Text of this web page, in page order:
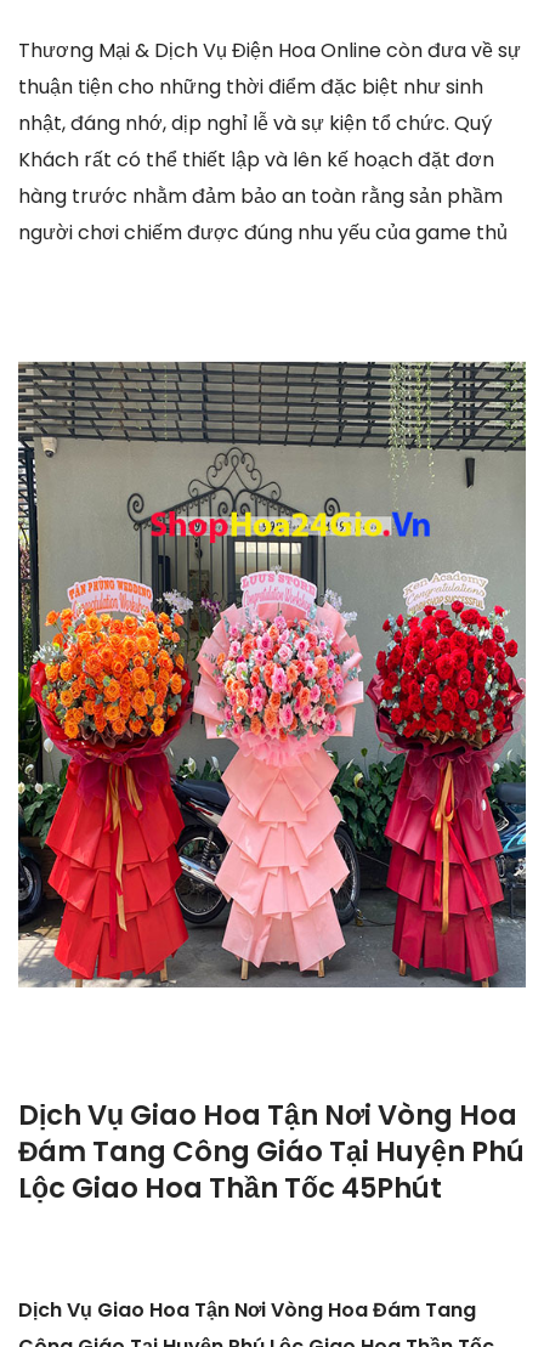
Thương Mại & Dịch Vụ Điện Hoa Online còn đưa về sự
thuận tiện cho những thời điểm đặc biệt như sinh
nhật, đáng nhớ, dịp nghỉ lễ và sự kiện tổ chức. Quý
Khách rất có thể thiết lập và lên kế hoạch đặt đơn
hàng trước nhằm đảm bảo an toàn rằng sản phầm
người chơi chiếm được đúng nhu yếu của game thủ
Dịch Vụ Giao Hoa Tận Nơi Vòng Hoa
Đám Tang Công Giáo Tại Huyện Phú
Lộc Giao Hoa Thần Tốc 45Phút
Dịch Vụ Giao Hoa Tận Nơi Vòng Hoa Đám Tang